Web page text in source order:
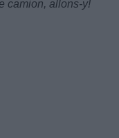
camion, allons-y!